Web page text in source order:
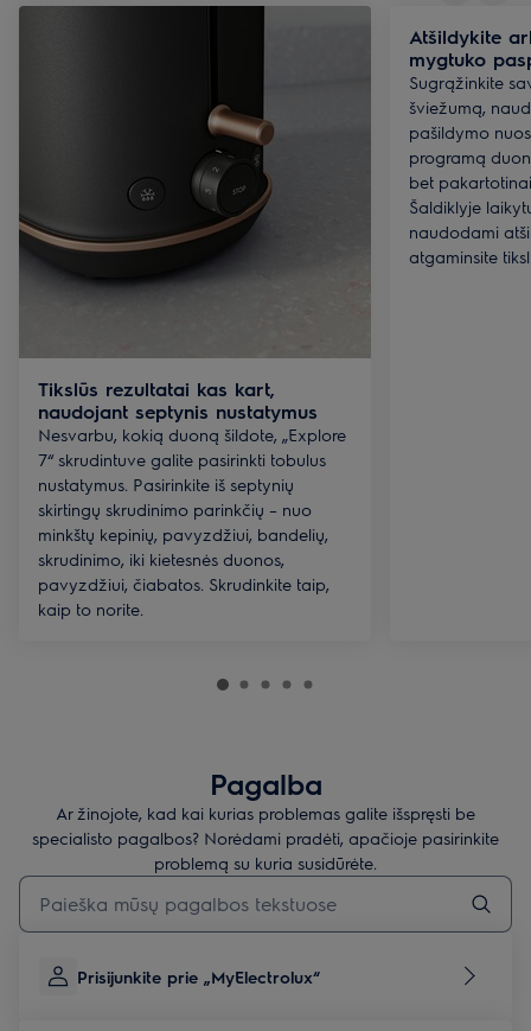
Tikslūs rezultatai kas kart,
naudojant septynis nustatymus
Nesvarbu, kokią duoną šildote, „Explore
7“ skrudintuve galite pasirinkti tobulus
nustatymus. Pasirinkite iš septynių
skirtingų skrudinimo parinkčių – nuo
minkštų kepinių, pavyzdžiui, bandelių,
skrudinimo, iki kietesnės duonos,
pavyzdžiui, čiabatos. Skrudinkite taip,
kaip to norite.
Atšildykite
mygtuko
Sugrąžinkite
šviežumą,
pašildymo
programą
bet
Šaldiklyje
naudodami
atgaminsite
Pagalba
Ar žinojote, kad kai kurias problemas galite išspręsti be
specialisto pagalbos? Norėdami pradėti, apačioje pasirinkite
problemą su kuria susidūrėte.
Įveskite tekstą, jei norite ieškoti pagalbinių straipsnių
Prisijunkite prie „MyElectrolux“